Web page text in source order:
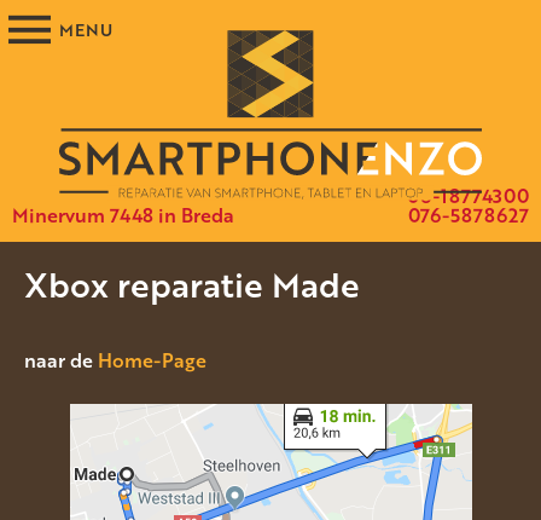
Minervum 7448 in Breda 076-5878627
06-18774300
Xbox reparatie Made
naar de Home-Page